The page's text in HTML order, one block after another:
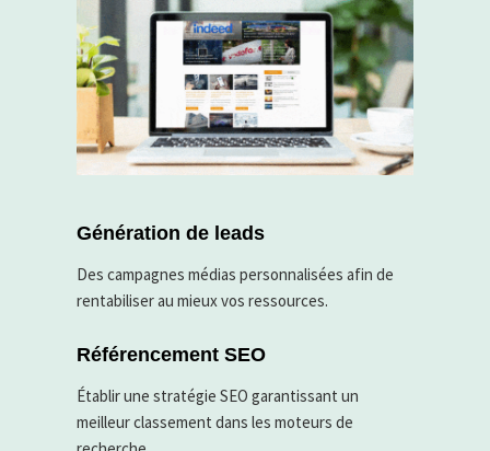
Génération de leads
Des campagnes médias personnalisées afin de
rentabiliser au mieux vos ressources.
Référencement SEO
Établir une stratégie SEO garantissant un
meilleur classement dans les moteurs de